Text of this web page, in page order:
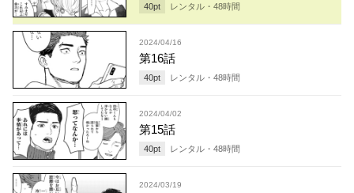
40pt レンタル・ 48時間
2024/04/16
第16話
40pt レンタル・ 48時間
2024/04/02
第15話
40pt レンタル・ 48時間
2024/03/19